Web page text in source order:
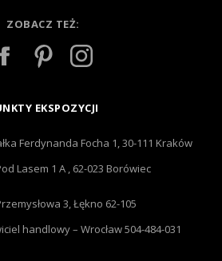
ZOBACZ TEŻ:
EKSPOZYCJI
Ferdynanda Focha 1, 30-111 Kraków
Lasem 1 A , 62-023 Borówiec
3, Łękno 62-105
handlowy – Wrocław 504-484-031